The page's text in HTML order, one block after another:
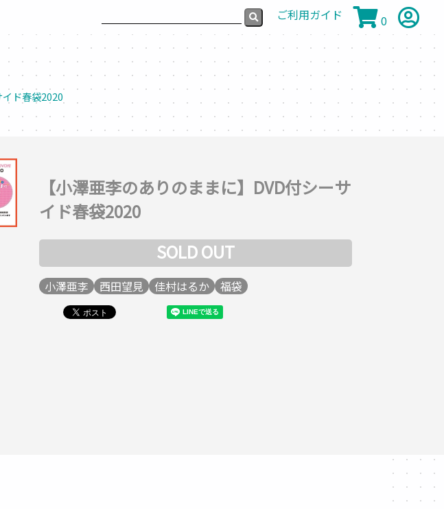
ご利用ガイド 0
イド春袋2020
【小澤亜李のありのままに】DVD付シーサ
イド春袋2020
SOLD OUT
小澤亜李 西田望見 佳村はるか 福袋